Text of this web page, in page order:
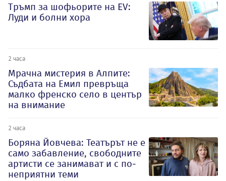
Тръмп за шофьорите на EV:
Луди и болни хора
2 часа
Мрачна мистерия в Алпите:
Съдбата на Емил превръща
малко френско село в център
на внимание
2 часа
Боряна Йовчева: Театърът не е
само забавление, свободните
артисти се занимават и с по-
неприятни теми